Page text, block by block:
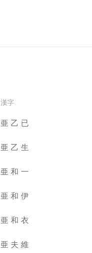
漢字
亜 乙 已
亜 乙 生
亜 和 一
亜 和 伊
亜 和 衣
亜 夫 維